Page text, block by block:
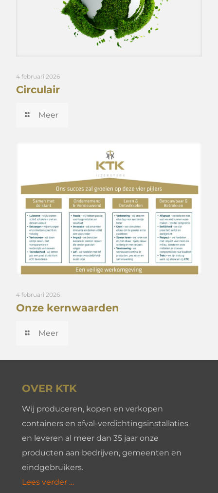
4 februari 2026
Circulair
Meer
4 februari 2026
Onze kernwaarden
Meer
OVER KTK
Wij produceren, kopen en verkopen
containers en afval-verdichtingsinstallaties
en leveren al meer dan 35 jaar onze
producten aan bedrijven, gemeenten en
eindgebruikers.
Lees verder …